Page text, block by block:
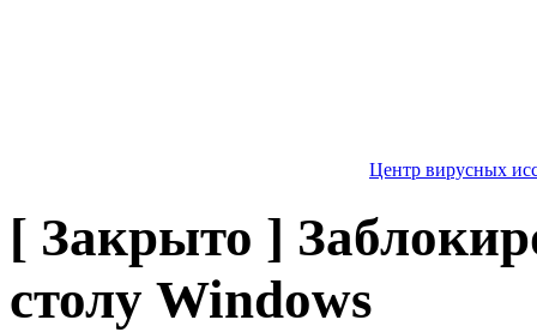
Центр вирусных
[ Закрыто ]
столу Windows